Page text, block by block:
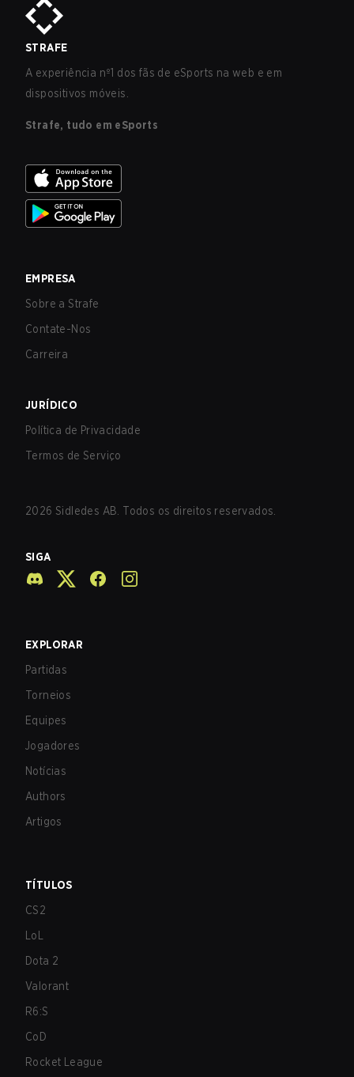
STRAFE
A experiência nº1 dos fãs de eSports na web e em
dispositivos móveis.
Strafe, tudo em eSports
EMPRESA
Sobre a Strafe
Contate-Nos
Carreira
JURÍDICO
Política de Privacidade
Termos de Serviço
2026 Sidledes AB. Todos os direitos reservados.
SIGA
EXPLORAR
Partidas
Torneios
Equipes
Jogadores
Notícias
Authors
Artigos
TÍTULOS
CS2
LoL
Dota 2
Valorant
R6:S
CoD
Rocket League